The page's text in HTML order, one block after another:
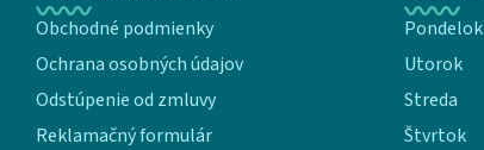
Obchodné podmienky
Ochrana osobných údajov
Odstúpenie od zmluvy
Reklamačný formulár
Pondelok
Utorok
Streda
Štvrtok